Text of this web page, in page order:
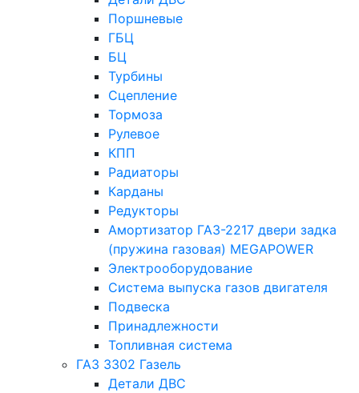
Поршневые
ГБЦ
БЦ
Турбины
Сцепление
Тормоза
Рулевое
КПП
Радиаторы
Карданы
Редукторы
Амортизатор ГАЗ-2217 двери задка
(пружина газовая) MEGAPOWER
Электрооборудование
Система выпуска газов двигателя
Подвеска
Принадлежности
Топливная система
ГАЗ 3302 Газель
Детали ДВС